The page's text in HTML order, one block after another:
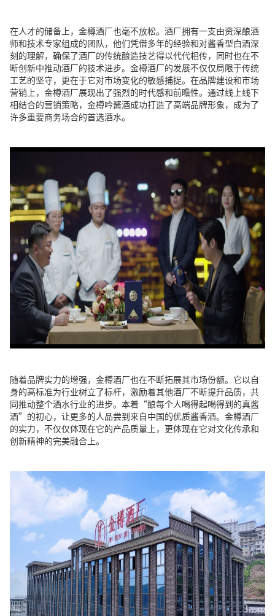
在人才的储备上，金樽酒厂也毫不放松。酒厂拥有一支由资深酿酒
师和技术专家组成的团队，他们凭借多年的经验和对酱香型白酒深
刻的理解，确保了酒厂的传统酿造技艺得以代代相传，同时也在不
断创新中推动酒厂的技术进步。金樽酒厂的发展不仅仅局限于传统
工艺的坚守，更在于它对市场变化的敏感捕捉。在品牌建设和市场
营销上，金樽酒厂展现出了强烈的时代感和前瞻性。通过线上线下
相结合的营销策略，金樽吟酱酒成功打造了高端品牌形象，成为了
许多重要商务场合的首选酒水。
随着品牌实力的增强，金樽酒厂也在不断拓展其市场份额。它以自
身的高标准为行业树立了标杆，激励着其他酒厂不断提升品质，共
同推动整个酒水行业的进步。本着“酿每个人喝得起喝得到的真酱
酒”的初心，让更多的人品尝到来自中国的优质酱香酒。金樽酒厂
的实力，不仅仅体现在它的产品质量上，更体现在它对文化传承和
创新精神的完美融合上。